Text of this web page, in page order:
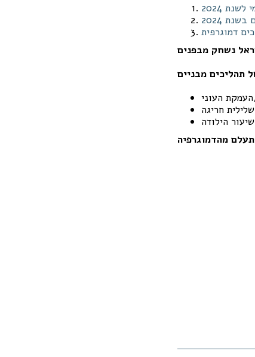
2024
2024
תהליכים מבניים
העמקת העוני,
מהדמוגרפיה